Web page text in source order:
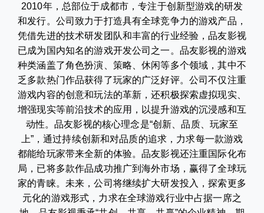
2010年，总部位于成都市，专注于创新型游戏的研发
和发行。公司致力于打造具有全球竞争力的游戏产品，
凭借先进的技术研发团队和丰富的行业经验，品友影视
已成为国内知名的游戏开发公司之一。品友影视的游戏
种类涵盖了角色扮演、策略、休闲等多个领域，其中不
乏多款热门作品获得了玩家的广泛好评。公司不仅注重
游戏内容的创意和玩法的革新，还积极探索虚拟现实、
增强现实等前沿技术的应用，以提升游戏的沉浸感和互
动性。品友影视的核心理念是“创新、品质、玩家至
上”，通过持续创新和对品质的追求，力求每一款游戏
都能给玩家带来全新的体验。品友影视还注重国际化布
局，已将多款作品成功推广到海外市场，赢得了全球玩
家的青睐。未来，公司将继续扩大研发投入，探索更多
元化的游戏形式，力求在全球游戏行业中占据一席之